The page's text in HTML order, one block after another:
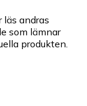
läs andras
som lämnar
produkten.